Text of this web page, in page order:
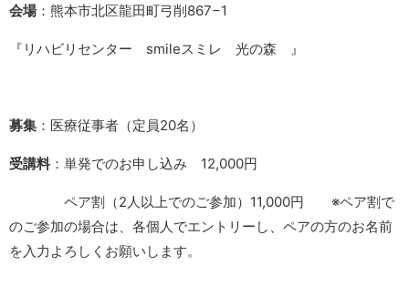
会場：熊本市北区龍田町弓削867−1
『リハビリセンター smileスミレ 光の森 』
募集 ：医療従事者（定員20名）
受講料 ：単発でのお申し込み 12,000円
ペア割（2人以上でのご参加）11,000円 ※ペア割で
のご参加の場合は、各個人でエントリーし、ペアの方のお名前
を入力よろしくお願いします。